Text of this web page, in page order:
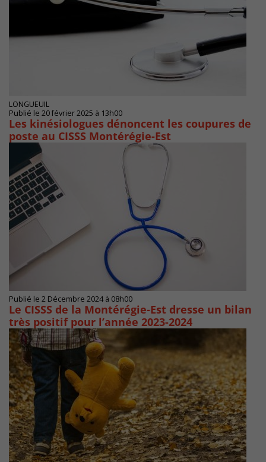
LONGUEUIL
Publié le 20 février 2025 à 13h00
Les kinésiologues dénoncent les coupures de
poste au CISSS Montérégie-Est
Publié le 2 Décembre 2024 à 08h00
Le CISSS de la Montérégie-Est dresse un bilan
très positif pour l’année 2023-2024